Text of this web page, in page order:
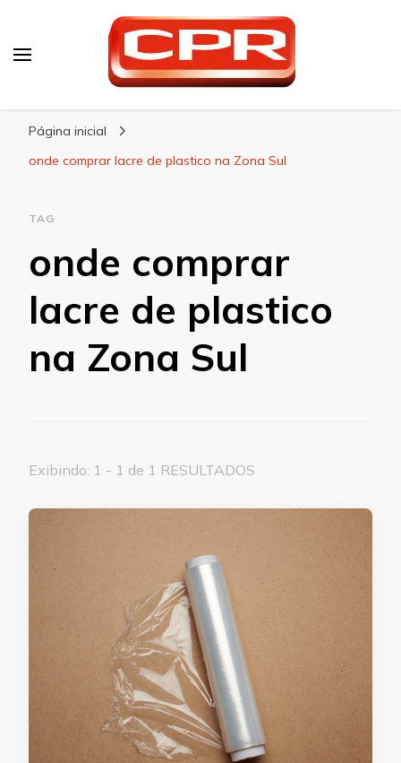
Página inicial
onde comprar lacre de plastico na Zona Sul
TAG
onde comprar
lacre de plastico
na Zona Sul
Exibindo: 1 - 1 de 1 RESULTADOS